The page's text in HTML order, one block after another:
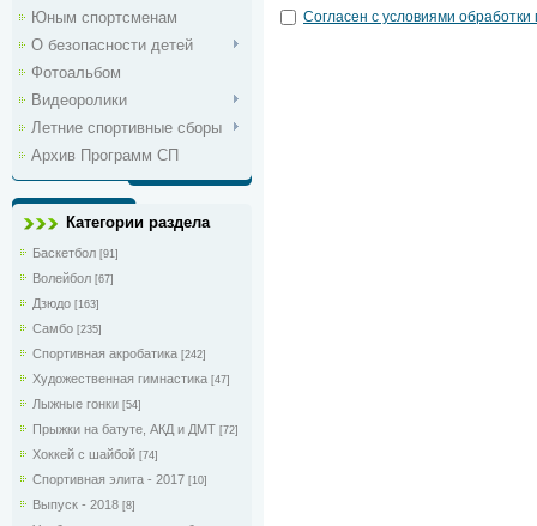
Юным спортсменам
О безопасности детей
Фотоальбом
Видеоролики
Летние спортивные сборы
Архив Программ СП
Категории раздела
Баскетбол [91]
Волейбол [67]
Дзюдо [163]
Самбо [235]
Спортивная акробатика [242]
Художественная гимнастика [47]
Лыжные гонки [54]
Прыжки на батуте, АКД и ДМТ [72]
Хоккей с шайбой [74]
Спортивная элита - 2017 [10]
Выпуск - 2018 [8]
Согласен с условиями